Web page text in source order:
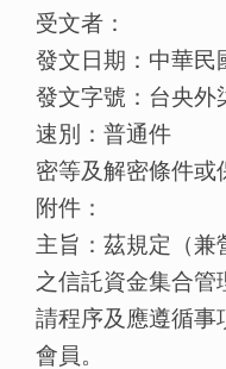
受文者：
發文日期：中華民
發文字號：台央
速別：普通件
密等及解密條件或
附件：
主旨：茲規定（兼
之信託資金集合管
請程序及應遵循事
會員。